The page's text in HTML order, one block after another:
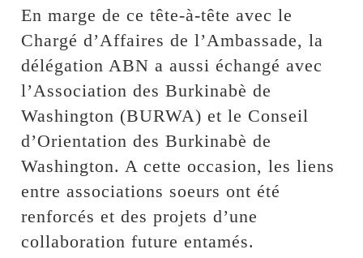
En marge de ce tête-à-tête avec le
Chargé d’Affaires de l’Ambassade, la
délégation ABN a aussi échangé avec
l’Association des Burkinabè de
Washington (BURWA) et le Conseil
d’Orientation des Burkinabè de
Washington. A cette occasion, les liens
entre associations soeurs ont été
renforcés et des projets d’une
collaboration future entamés.